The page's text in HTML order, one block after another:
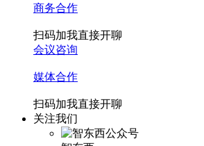
商务合作
扫码加我直接开聊
会议咨询
媒体合作
扫码加我直接开聊
关注我们